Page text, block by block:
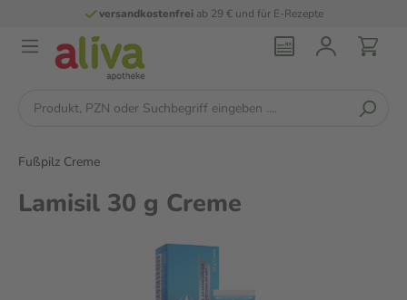
versandkostenfreiab 29 € und für E-Rezepte
Fußpilz Creme
Lamisil 30 g Creme